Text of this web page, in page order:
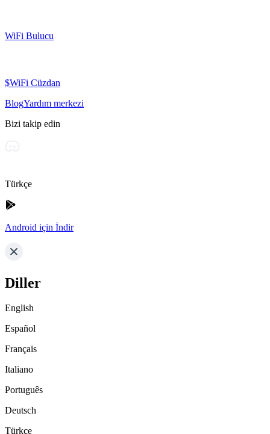
WiFi Bulucu
$WiFi Cüzdan
BlogYardım merkezi
Bizi takip edin
Türkçe
Android için İndir
Diller
English
Español
Français
Italiano
Português
Deutsch
Türkçe